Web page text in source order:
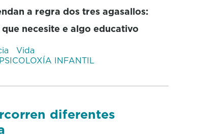
a regra dos tres agasallos:
necesite e algo educativo
Vida
PSICOLOXÍA INFANTIL
diferentes